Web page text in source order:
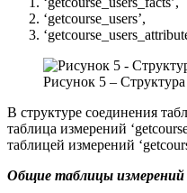
‘getcourse_users’,
Рисунок 5 –
В структуре соединения
таблица измерений ‘
таблицей измерений ‘
Общие таблицы измерений